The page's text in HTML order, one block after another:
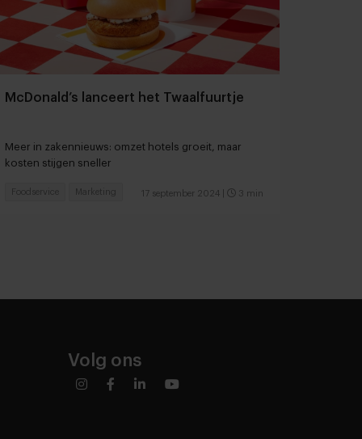
McDonald’s lanceert het Twaalfuurtje
Meer in zakennieuws: omzet hotels groeit, maar
kosten stijgen sneller
17 september 2024 3 min
Foodservice Marketing
Volg ons